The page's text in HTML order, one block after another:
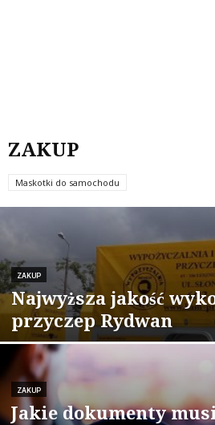
ZAKUP
Maskotki do samochodu
ZAKUP
Najwyższa jakość
przyczep Rydwan
ZAKUP
Jakie dokumenty